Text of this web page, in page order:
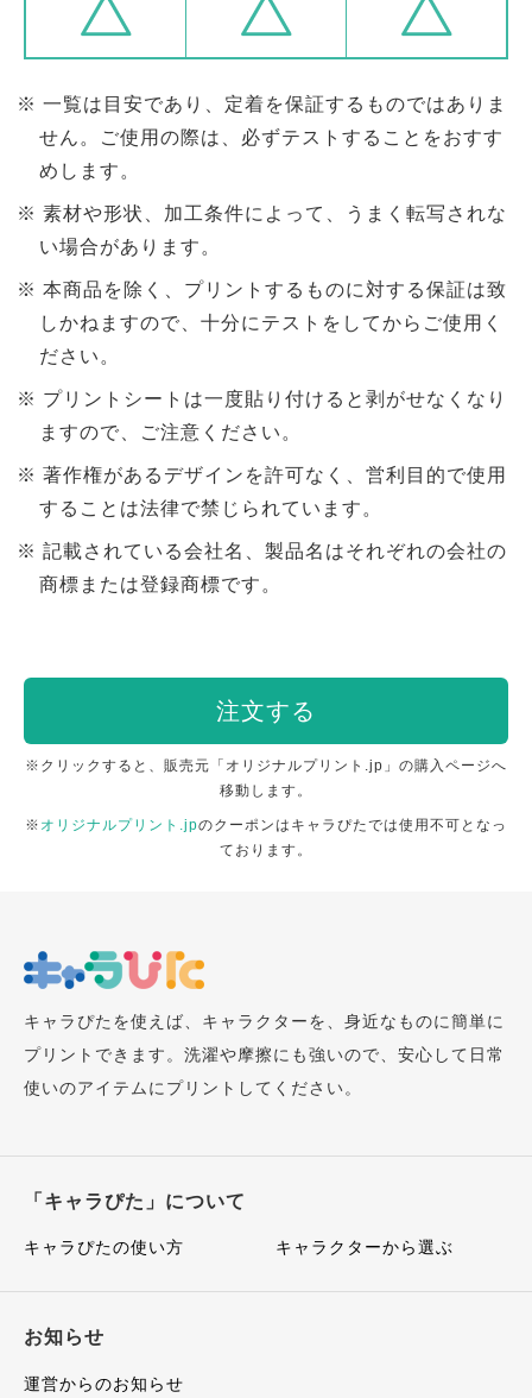
一覧は目安であり、定着を保証するものではありま
せん。ご使用の際は、必ずテストすることをおすす
めします。
素材や形状、加工条件によって、うまく転写されな
い場合があります。
本商品を除く、プリントするものに対する保証は致
しかねますので、十分にテストをしてからご使用く
ださい。
プリントシートは一度貼り付けると剥がせなくなり
ますので、ご注意ください。
著作権があるデザインを許可なく、営利目的で使用
することは法律で禁じられています。
記載されている会社名、製品名はそれぞれの会社の
商標または登録商標です。
注文する
※クリックすると、販売元「オリジナルプリント.jp」の購入ページへ
移動します。
※ オリジナルプリント.jpのクーポンはキャラぴたでは使用不可となっ
ております。
キャラぴたを使えば、キャラクターを、身近なものに簡単に
プリントできます。洗濯や摩擦にも強いので、安心して日常
使いのアイテムにプリントしてください。
「キャラぴた」について
キャラぴたの使い方 キャラクターから選ぶ
お知らせ
運営からのお知らせ